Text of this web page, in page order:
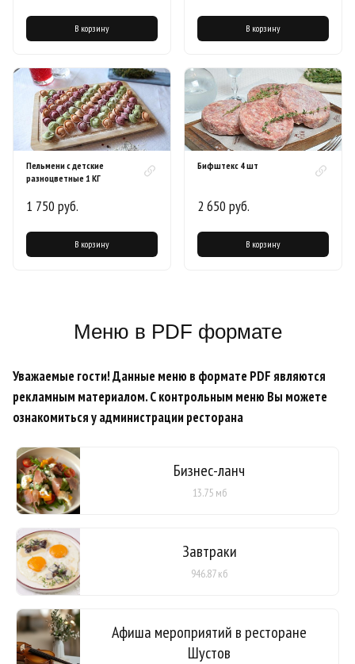
В корзину В корзину
Пельмени с детские
разноцветные 1 КГ
1 750 руб.
В корзину
Бифштекс 4 шт
2 650 руб.
В корзину
Меню в PDF формате
Уважаемые гости! Данные меню в формате PDF являются
рекламным материалом. С контрольным меню Вы можете
ознакомиться у администрации ресторана
Бизнес-ланч
13.75 мб
Завтраки
946.87 кб
Афиша мероприятий в ресторане
Шустов